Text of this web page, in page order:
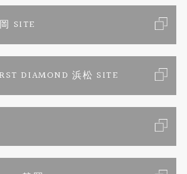
石鹸
表記
SITE
DIAMOND 浜松 SITE